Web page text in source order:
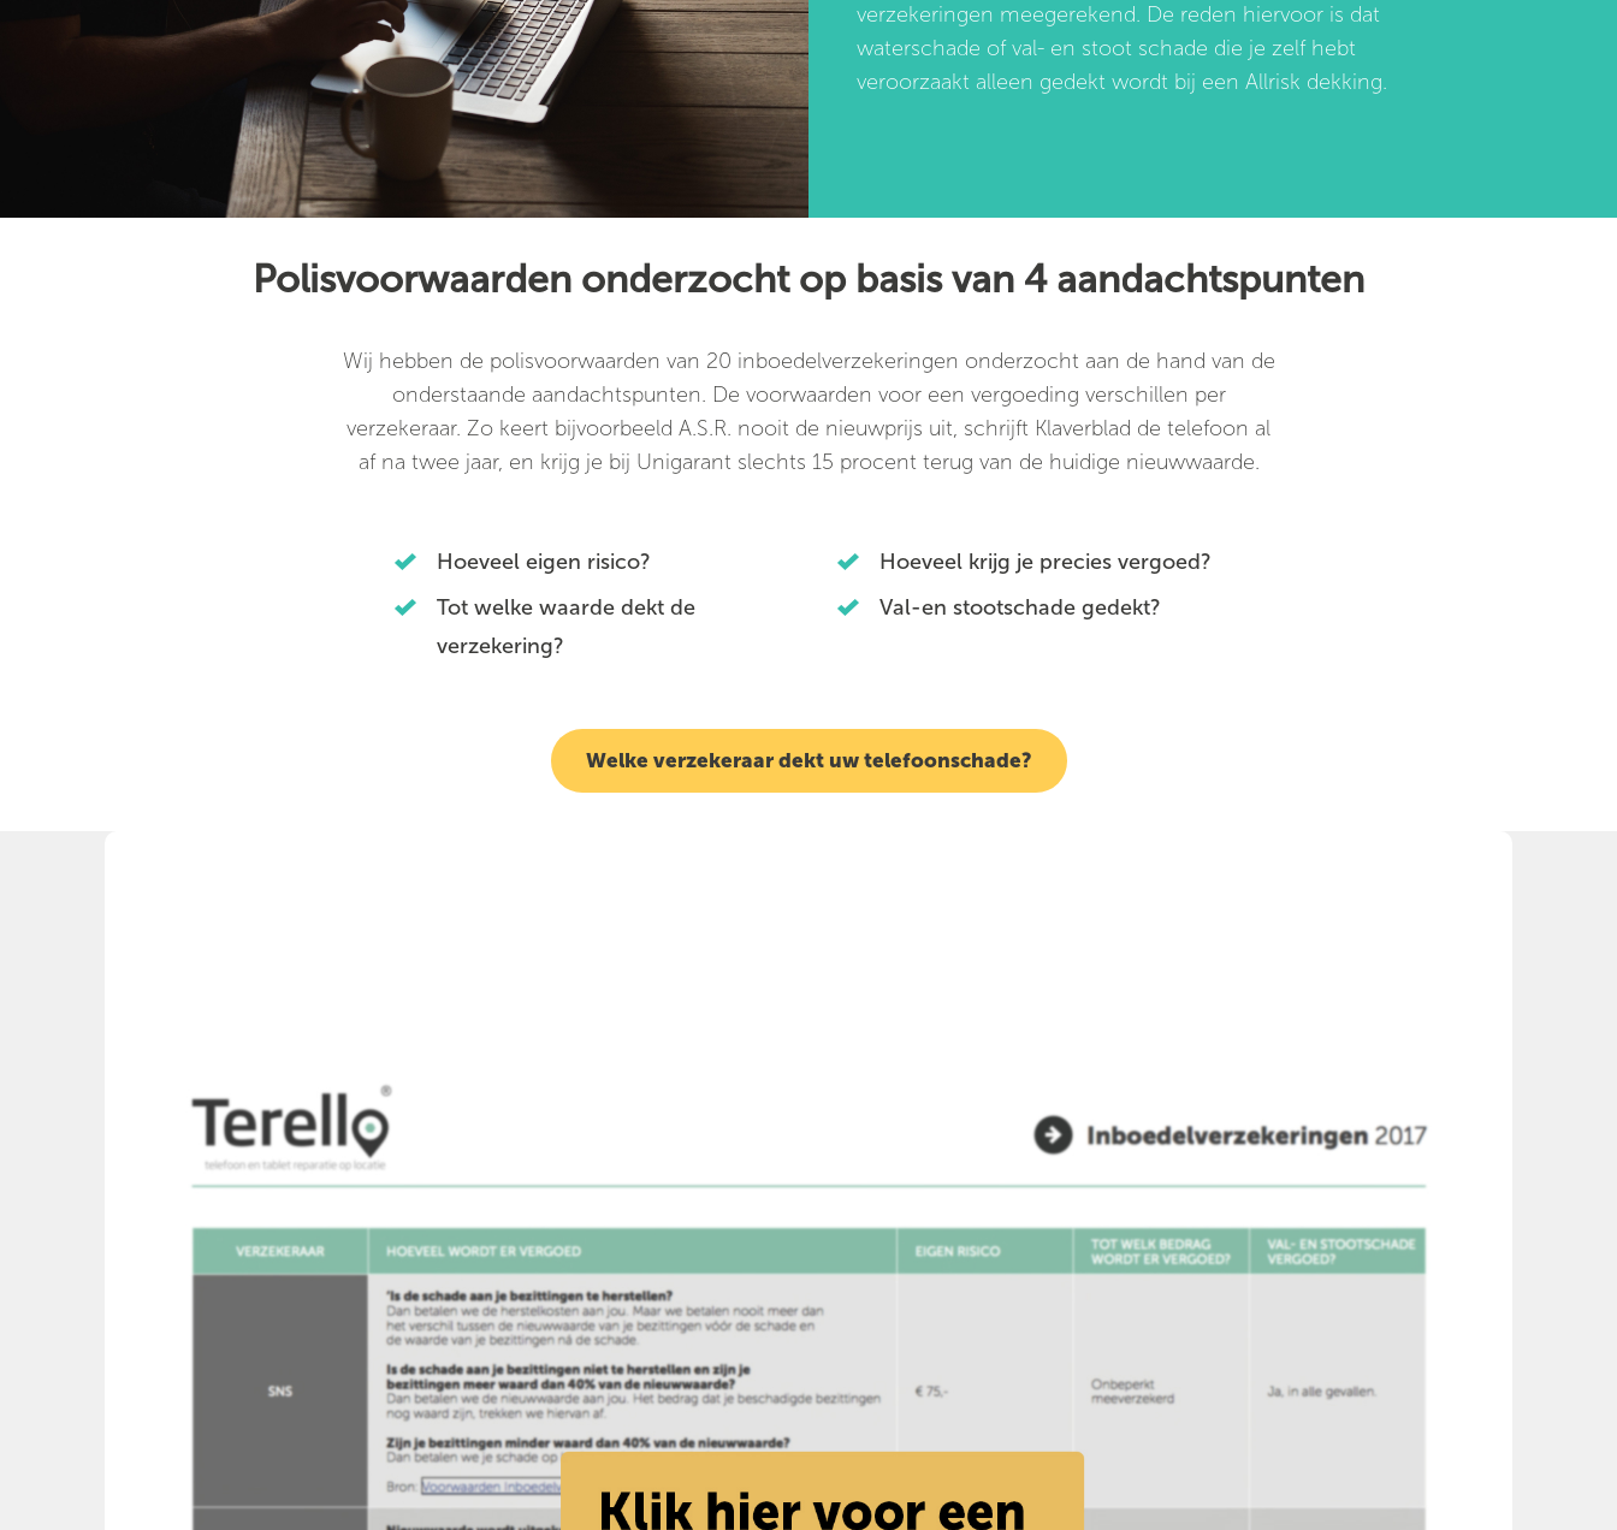
verzekeringen meegerekend. De reden hiervoor is dat
waterschade of val- en stoot schade die je zelf hebt
veroorzaakt alleen gedekt wordt bij een Allrisk dekking.
Polisvoorwaarden onderzocht op basis van 4 aandachtspunten
Wij hebben de polisvoorwaarden van 20 inboedelverzekeringen onderzocht aan de hand van de
onderstaande aandachtspunten. De voorwaarden voor een vergoeding verschillen per
verzekeraar. Zo keert bijvoorbeeld A.S.R. nooit de nieuwprijs uit, schrijft Klaverblad de telefoon al
af na twee jaar, en krijg je bij Unigarant slechts 15 procent terug van de huidige nieuwwaarde.
Hoeveel eigen risico?
Hoeveel krijg je precies vergoed?
Tot welke waarde dekt de
verzekering?
Val-en stootschade gedekt?
Welke verzekeraar dekt uw telefoonschade?